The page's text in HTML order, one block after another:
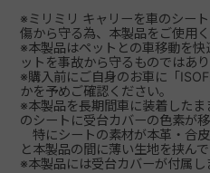
※ミリミリ キャリーを車のシー
傷から守る為、本製品をご使用く
※本製品はペットとの車移動を
ットを事故から守るものではあり
※購入前にご自身のお車に「
かを予めご確認ください。
※本製品を長期間車に装着した
のシートに受台カバーの色素が移
特にシートの素材が本革・合
と本製品の間に薄い生地を挟んで
※本製品には受台カバーが付属し